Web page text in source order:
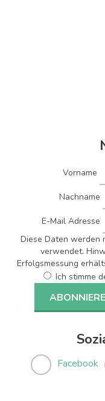
Vorname
Nachname
E-Mail Adresse
Diese Daten werden
verwendet.
Erfolgsmessung
Ich stimme
Facebook